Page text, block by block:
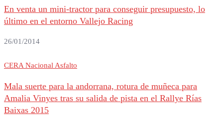
En venta un mini-tractor para conseguir presupuesto, lo
último en el entorno Vallejo Racing
26/01/2014
CERA Nacional Asfalto
Mala suerte para la andorrana, rotura de muñeca para
Amalia Vinyes tras su salida de pista en el Rallye Rías
Baixas 2015